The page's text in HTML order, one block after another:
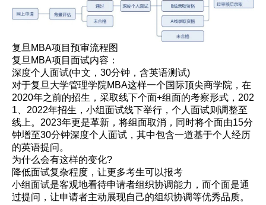
复旦MBA项目预审流程图
复旦MBA项目面试内容：
深度个人面试(中文，30分钟，含英语测试)
对于复旦大学管理学院MBA这样一个国际顶尖商学院，在
2020年之前的招生，采取线下个面+组面的考察形式，202
1、2022年招生，小组面试线下举行，个人面试则调整至
线上。2023年更是革新，将组面取消，同时将个面由15分
钟增至30分钟深度个人面试，其中包含一道基于个人经历
的英语提问。
为什么会有这样的变化?
降低面试复杂程度，让更多考生可以报考
小组面试是客观地看待申请者组织协调能力，而个面是通
过提问，让申请者主动展现自己的组织协调等优秀品质。